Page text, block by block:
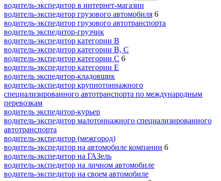
водитель-экспедитор в интернет-магазин
водитель-экспедитор грузового автомобиля 6
водитель-экспедитор грузового автотранспорта
водитель экспедитор-грузчик
водитель-экспедитор категории B
водитель-экспедитор категории B, C
водитель-экспедитор категории C 6
водитель-экспедитор категории Е
водитель экспедитор-кладовщик
водитель-экспедитор крупнотоннажного
специализированного автотранспорта по международным
перевозкам
водитель экспедитор-курьер
водитель-экспедитор малотоннажного специализированного
автотранспорта
водитель-экспедитор (межгород)
водитель-экспедитор на автомобиле компании 6
водитель-экспедитор на ГАЗель
водитель-экспедитор на личном автомобиле
водитель-экспедитор на своем автомобиле